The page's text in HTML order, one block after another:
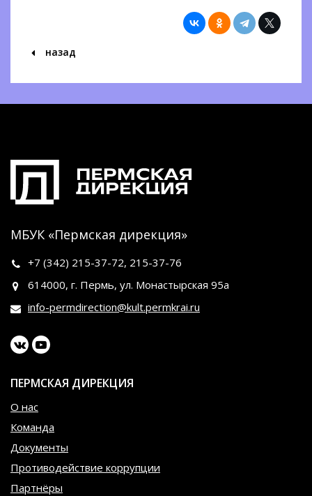
назад
МБУК «Пермская дирекция»
+7 (342) 215-37-72, 215-37-76
614000, г. Пермь, ул. Монастырская 95а
info-permdirection@kult.permkrai.ru
ПЕРМСКАЯ ДИРЕКЦИЯ
О нас
Команда
Документы
Противодействие коррупции
Партнёры